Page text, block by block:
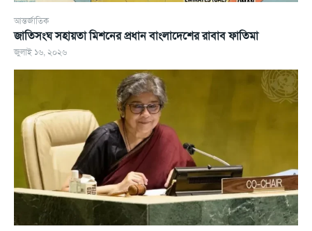
আন্তর্জাতিক
জাতিসংঘ সহায়তা মিশনের প্রধান বাংলাদেশের রাবাব ফাতিমা
জুলাই ১৬, ২০২৬